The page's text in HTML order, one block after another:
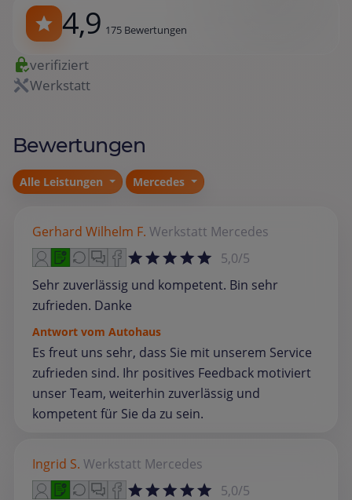
4,9 175 Bewertungen
verifiziert
Werkstatt
Bewertungen
Alle Leistungen Mercedes
Gerhard Wilhelm F. Werkstatt Mercedes
5,0/5
Sehr zuverlässig und kompetent. Bin sehr
zufrieden. Danke
Antwort vom Autohaus
Es freut uns sehr, dass Sie mit unserem Service
zufrieden sind. Ihr positives Feedback motiviert
unser Team, weiterhin zuverlässig und
kompetent für Sie da zu sein.
Ingrid S. Werkstatt Mercedes
5,0/5